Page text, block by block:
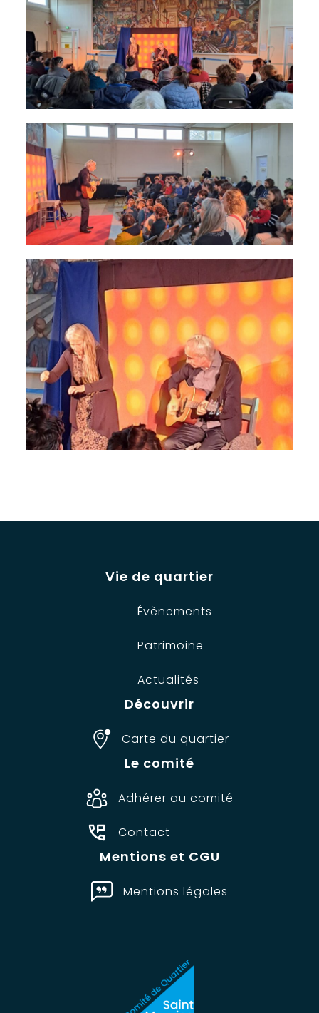
Vie de quartier
Évènements
Patrimoine
Actualités
Découvrir
Carte du quartier
Le comité
Adhérer au comité
Contact
Mentions et CGU
Mentions légales